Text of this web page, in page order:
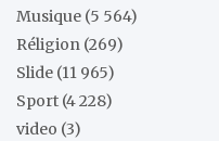
Musique (5 564)
Réligion (269)
Slide (11 965)
Sport (4 228)
video (3)